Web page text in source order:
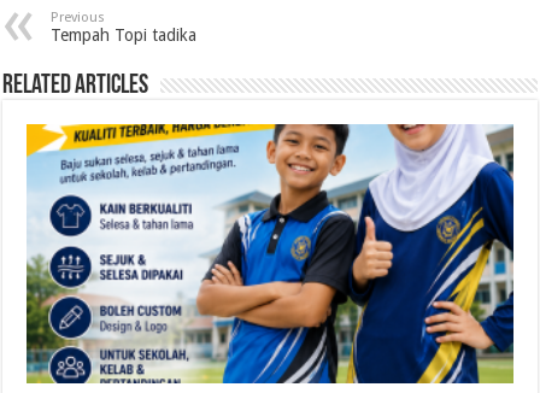
Previous
Tempah Topi tadika
Related Articles